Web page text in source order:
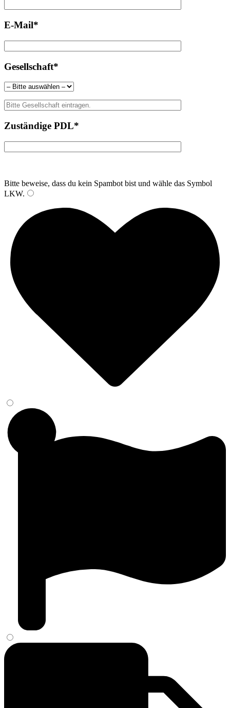
E-Mail*
Gesellschaft*
Zuständige PDL*
Bitte beweise, dass du kein Spambot bist und wähle das Symbol
LKW.